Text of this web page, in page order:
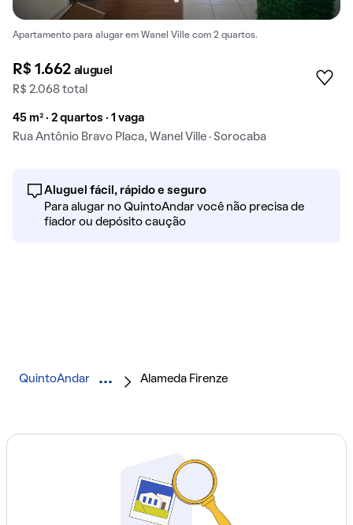
Apartamento para alugar em Wanel Ville com 2 quartos.
R$ 1.662 aluguel
R$ 2.068 total
45 m² · 2 quartos · 1 vaga
Rua Antônio Bravo Placa, Wanel Ville · Sorocaba
Aluguel fácil, rápido e seguro
Para alugar no QuintoAndar você não precisa de
fiador ou depósito caução
QuintoAndar Alameda Firenze